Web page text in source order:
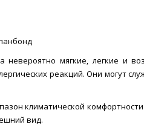
мягкие, легкие и
реакций. Они могут
климатической
вид.